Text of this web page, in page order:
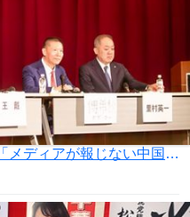
2月23日 第2回国際フォーラム「メディアが報じない中国人権弾圧」を開催